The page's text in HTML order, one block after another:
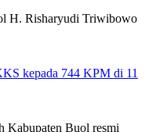
H. Risharyudi Triwibowo
kepada 744 KPM di 11
Kabupaten Buol resmi